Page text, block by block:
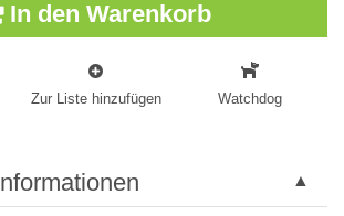
In den Warenkorb
Zur Liste hinzufügen Watchdog